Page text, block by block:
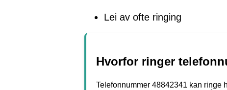
Lei av ofte ringing
Hvorfor ringer
Telefonnummer 48842341 kan ringe